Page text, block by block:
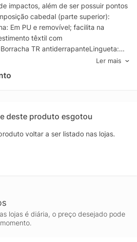
impactos, além de ser possuir pontos
cabedal (parte superior):
Em PU e removível; facilita na
têxtil com
TR antiderrapanteLingueta:
UnissexIdade: JuvenilAjuste:
600g o par nº 35
Ler mais
deste produto esgotou
voltar a ser listado nas lojas.
lojas é diária, o preço desejado pode